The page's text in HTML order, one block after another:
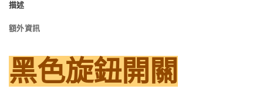
描述
額外資訊
黑色旋鈕開關